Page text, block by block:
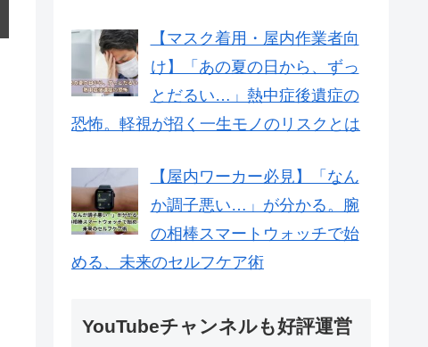
【マスク着用・屋内作業者向
け】「あの夏の日から、ずっ
とだるい…」熱中症後遺症の
恐怖。軽視が招く一生モノのリスクとは
【屋内ワーカー必見】「なん
か調子悪い…」が分かる。腕
の相棒スマートウォッチで始
める、未来のセルフケア術
YouTubeチャンネルも好評運営